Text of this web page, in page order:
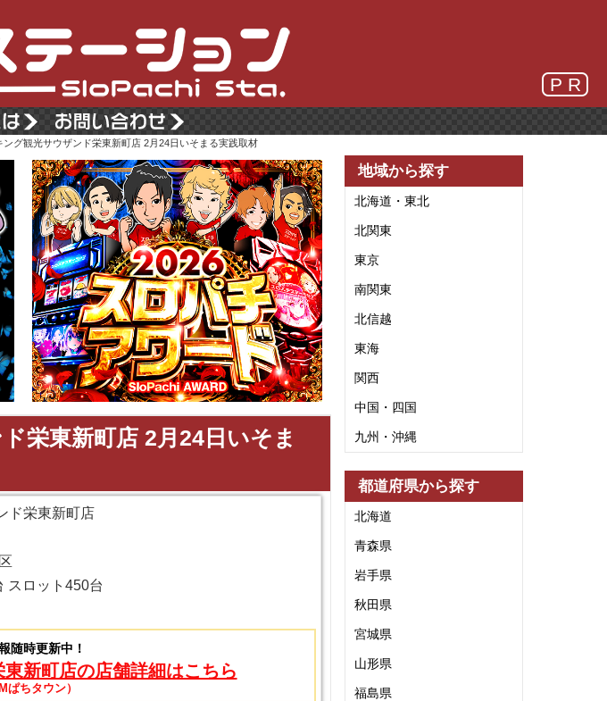
P R
グ観光サウザンド栄東新町店 2月24日いそまる実践取材
栄東新町店 2月24日いそま
ド栄東新町店
スロット450台
随時更新中！
新町店の店舗詳細はこちら
ぱちタウン）
地域から探す
北海道・東北
北関東
東京
南関東
北信越
東海
関西
中国・四国
九州・沖縄
都道府県から探す
北海道
青森県
岩手県
秋田県
宮城県
山形県
福島県